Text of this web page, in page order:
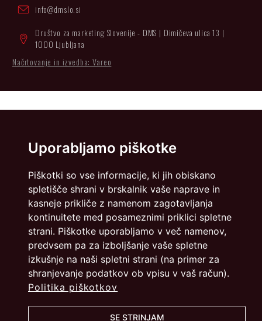
Uporabljamo piškotke
Piškotki so vse informacije, ki jih obiskano
spletišče shrani v brskalnik vaše naprave in
kasneje prikliče z namenom zagotavljanja
kontinuitete med posameznimi priklici spletne
strani. Piškotke uporabljamo v več namenov,
predvsem pa za izboljšanje vaše spletne
izkušnje na naši spletni strani (na primer za
shranjevanje podatkov ob vpisu v vaš račun).
Politika piškotkov
SE STRINJAM
info@dmslo.si
Društvo za marketing Slovenije - DMS | Dimičeva ulica 13 |
1000 Ljubljana
Načrtovanje in izvedba: Vareo